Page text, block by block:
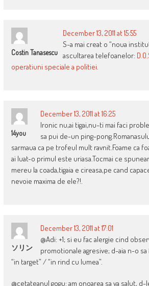
Costin Tanasescu
December 13, 2011 at 15:55
S-a mai creat o “noua
ascultarea telefoanelor:
operatiuni speciale a politiei.
14you
December 13, 2011 at 16:25
Ironic nu,ai tigai,nu-ti mai faci
sa pui de-un ping-
sarmaua ca pe trofeul mult ravnit.Foame ca
ai luat-o primul este uriasa.Tocmai ce
mereu la coada,tigaia e cireasa,pe cand
nevoie maxima de ele?!.
ソリン
December 13, 2011 at 17:01
@Adi: +1; si eu fac alergie cind
promotionale agresive; d-aia n-o
“in target” / “in rind cu lumea”.
@cetateanul gogu: am onoarea sa va salut,